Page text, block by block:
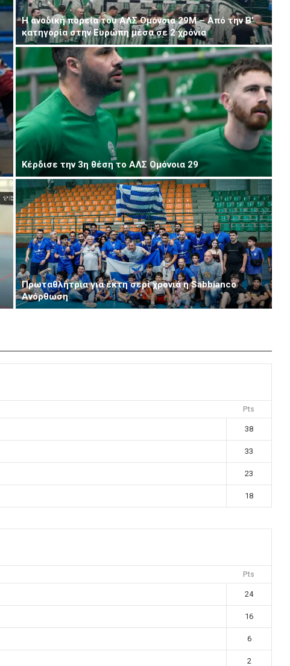
Η ανοδική πορεία του ΑΛΣ Ομόνοια 29Μ – Από την Β’
κατηγορία στην Ευρώπη μέσα σε 2 χρόνια
Kέρδισε την 3η θέση το ΑΛΣ Ομόνοια 29
Πρωταθλήτρια για έκτη σερί χρονιά η Sabbianco
Ανόρθωση
Pts
38
33
23
18
Pts
24
16
6
2